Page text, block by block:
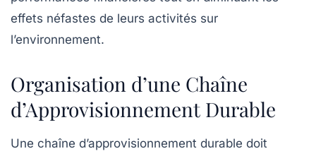
effets néfastes de leurs activités sur
l’environnement.
Organisation d’une Chaîne
d’Approvisionnement Durable
Une chaîne d’approvisionnement durable doit